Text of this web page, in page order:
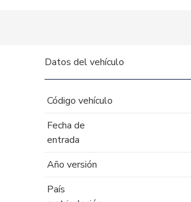
Datos del vehículo
Código vehículo
Fecha de
entrada
Año versión
País